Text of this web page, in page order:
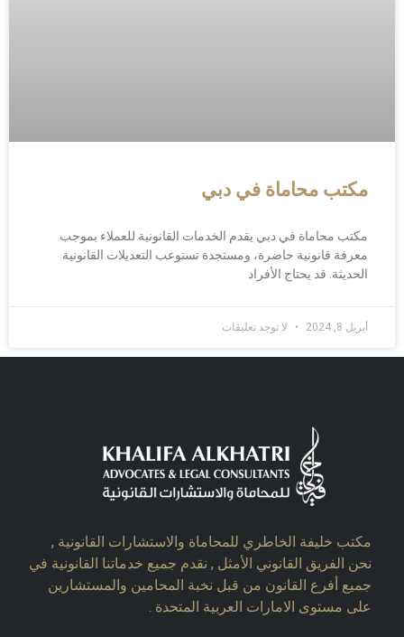
مكتب محاماة في دبي
مكتب محاماة في دبي يقدم الخدمات القانونية للعملاء بموجب
معرفة قانونية حاضرة، ومستجدة تستوعب التعديلات القانونية
الحديثة. قد يحتاج الأفراد
أبريل 8, 2024 لا توجد تعليقات
مكتب خليفة الخاطري للمحاماة والاستشارات القانونية ,
نحن الفريق القانوني الأمثل , نقدم جميع خدماتنا القانونية في
جميع أفرع القانون من قبل نخبة المحامين والمستشارين
على مستوى الامارات العربية المتحدة .